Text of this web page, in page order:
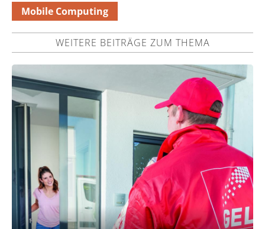
Mobile Computing
WEITERE BEITRÄGE ZUM THEMA